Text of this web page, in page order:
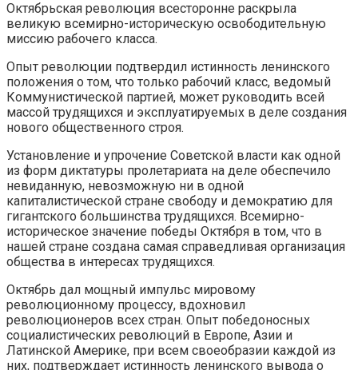
Октябрьская революция всесторонне раскрыла
великую всемирно-историческую освободительную
миссию рабочего класса.
Опыт революции подтвердил истинность ленинского
положения о том, что только рабочий класс, ведомый
Коммунистической партией, может руководить всей
массой трудящихся и эксплуатируемых в деле создания
нового общественного строя.
Установление и упрочение Советской власти как одной
из форм диктатуры пролетариата на деле обеспечило
невиданную, невозможную ни в одной
капиталистической стране свободу и демократию для
гигантского большинства трудящихся. Всемирно-
историческое значение победы Октября в том, что в
нашей стране создана самая справедливая организация
общества в интересах трудящихся.
Октябрь дал мощный импульс мировому
революционному процессу, вдохновил
революционеров всех стран. Опыт победоносных
социалистических революций в Европе, Азии и
Латинской Америке, при всем своеобразии каждой из
них, подтверждает истинность ленинского вывода о